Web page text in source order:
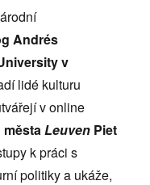
Andrés
v
lidé kulturu
v online
města Leuven Piet
k práci s
politiky a ukáže,